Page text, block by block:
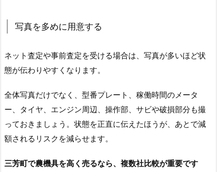
写真を多めに用意する
ネット査定や事前査定を受ける場合は、写真が多いほど状
態が伝わりやすくなります。
全体写真だけでなく、型番プレート、稼働時間のメータ
ー、タイヤ、エンジン周辺、操作部、サビや破損部分も撮
っておきましょう。状態を正直に伝えたほうが、あとで減
額されるリスクを減らせます。
三芳町で農機具を高く売るなら、複数社比較が重要です